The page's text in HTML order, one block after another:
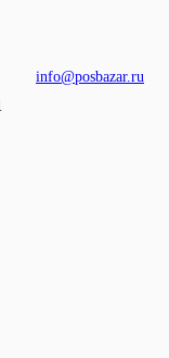
info@posbazar.ru